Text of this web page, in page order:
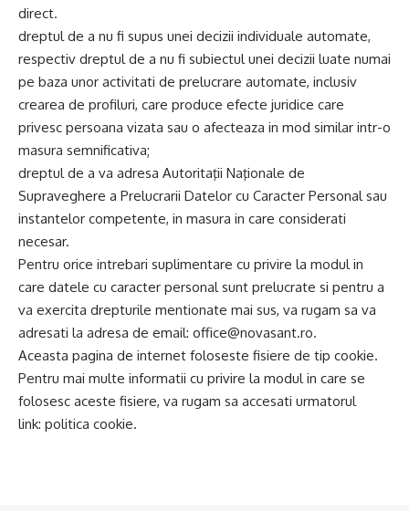
direct.
dreptul de a nu fi supus unei decizii individuale automate,
respectiv dreptul de a nu fi subiectul unei decizii luate numai
pe baza unor activitati de prelucrare automate, inclusiv
crearea de profiluri, care produce efecte juridice care
privesc persoana vizata sau o afecteaza in mod similar intr-o
masura semnificativa;
dreptul de a va adresa Autoritaţii Naţionale de
Supraveghere a Prelucrarii Datelor cu Caracter Personal sau
instantelor competente, in masura in care considerati
necesar.
Pentru orice intrebari suplimentare cu privire la modul in
care datele cu caracter personal sunt prelucrate si pentru a
va exercita drepturile mentionate mai sus, va rugam sa va
adresati la adresa de email: office@novasant.ro.
Aceasta pagina de internet foloseste fisiere de tip cookie.
Pentru mai multe informatii cu privire la modul in care se
folosesc aceste fisiere, va rugam sa accesati urmatorul
link: politica cookie.